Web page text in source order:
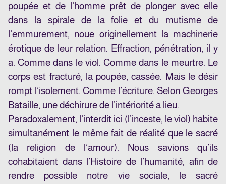
poupée et de l’homme prêt de plonger avec elle
dans la spirale de la folie et du mutisme de
l’emmurement, noue originellement la machinerie
érotique de leur relation. Effraction, pénétration, il y
a. Comme dans le viol. Comme dans le meurtre. Le
corps est fracturé, la poupée, cassée. Mais le désir
rompt l’isolement. Comme l’écriture. Selon Georges
Bataille, une déchirure de l’intériorité a lieu.
Paradoxalement, l’interdit ici (l’inceste, le viol) habite
simultanément le même fait de réalité que le sacré
(la religion de l’amour). Nous savions qu’ils
cohabitaient dans l’Histoire de l’humanité, afin de
rendre possible notre vie sociale, le sacré